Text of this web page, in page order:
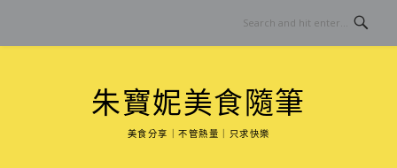
content
朱寶妮美食隨筆
美食分享｜不管熱量｜只求快樂